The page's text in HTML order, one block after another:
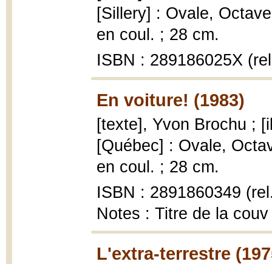
[Sillery] : Ovale,
en coul. ; 28 cm.
ISBN : 289186025X
En voiture! (1983)
[texte], Yvon Brochu ;
[Québec] : Ovale,
en coul. ; 28 cm.
ISBN : 2891860349
Notes : Titre de la couv
L'extra-terrestre